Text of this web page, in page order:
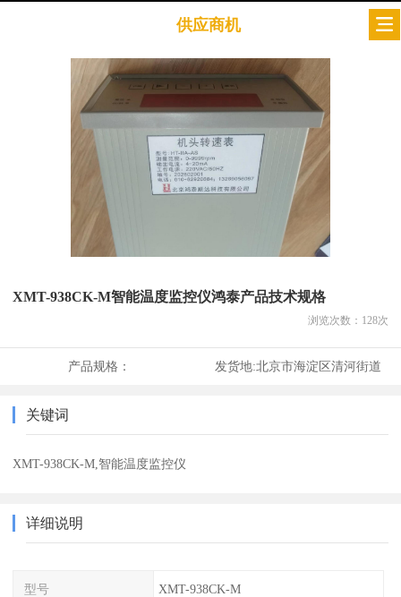
供应商机
XMT-938CK-M智能温度监控仪鸿泰产品技术规格
浏览次数： 128次
产品规格： 发货地:北京市海淀区清河街道
关键词
XMT-938CK-M,智能温度监控仪
详细说明
型号 XMT-938CK-M